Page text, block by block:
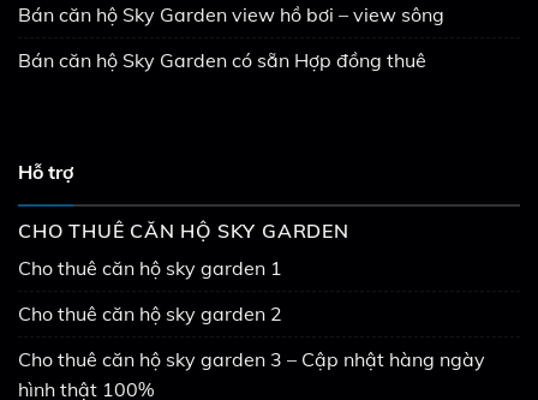
Bán căn hộ Sky Garden view hồ bơi – view sông
Bán căn hộ Sky Garden có sẵn Hợp đồng thuê
Hỗ trợ
CHO THUÊ CĂN HỘ SKY GARDEN
Cho thuê căn hộ sky garden 1
Cho thuê căn hộ sky garden 2
Cho thuê căn hộ sky garden 3 – Cập nhật hàng ngày
hình thật 100%